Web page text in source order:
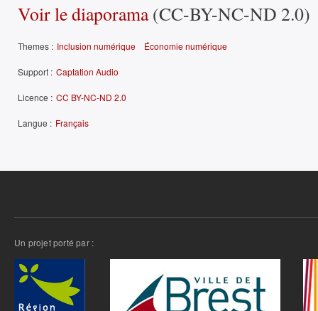
Voir le diaporama(CC-BY-NC-ND 2.0)
Themes : Inclusion numérique Économie numérique
Support : Captation Audio
Licence : CC BY-NC-ND 2.0
Langue : Français
Un projet porté par :